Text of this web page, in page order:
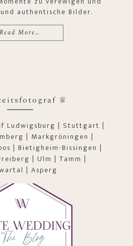
authentische Bilder.
Read More…
♕
Ludwigsburg | Stuttgart |
| Markgröningen |
| Bietigheim-Bissingen |
| Ulm | Tamm |
| Asperg